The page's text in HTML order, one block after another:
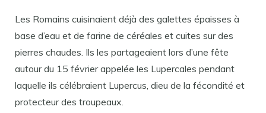
Les Romains cuisinaient déjà des galettes épaisses à
base d’eau et de farine de céréales et cuites sur des
pierres chaudes. Ils les partageaient lors d’une fête
autour du 15 février appelée les Lupercales pendant
laquelle ils célébraient Lupercus, dieu de la fécondité et
protecteur des troupeaux.